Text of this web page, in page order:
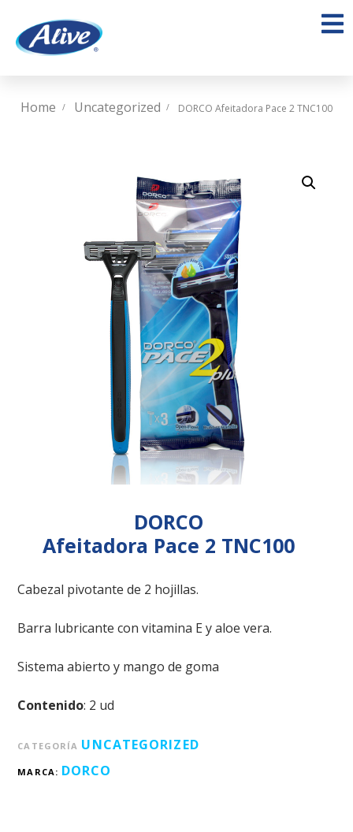
Home Uncategorized DORCO Afeitadora Pace 2 TNC100
DORCO
Afeitadora Pace 2 TNC100
Cabezal pivotante de 2 hojillas.
Barra lubricante con vitamina E y aloe vera.
Sistema abierto y mango de goma
Contenido: 2 ud
CATEGORÍA UNCATEGORIZED
MARCA: DORCO